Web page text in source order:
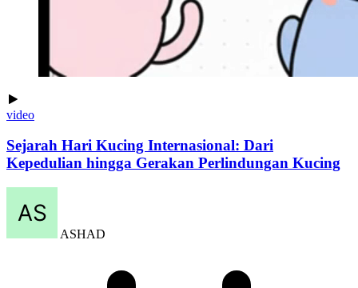
video
Sejarah Hari Kucing Internasional: Dari
Kepedulian hingga Gerakan Perlindungan Kucing
ASHAD